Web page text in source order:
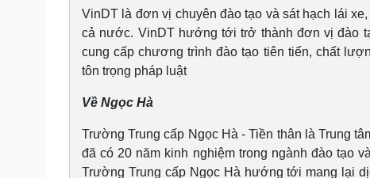
VinDT là đơn vị chuyên đào tạo và sát hạch lái
cả nước. VinDT hướng tới trở thành đơn vị đào
cung cấp chương trình đào tạo tiên tiến, chất
tôn trọng pháp luật
Về Ngọc Hà
Trường Trung cấp Ngọc Hà - Tiền thân là Trung
đã có 20 năm kinh nghiệm trong ngành đào tạo
Trường Trung cấp Ngọc Hà hướng tới mang lại